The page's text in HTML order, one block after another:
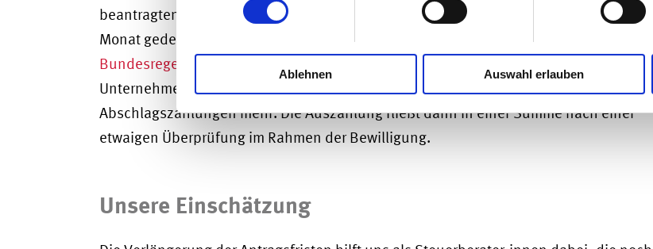
Ablehnen Auswahl erlauben
beantragten Mittel rechnen. Diese Abschlagszahlungen sind auf 100.000 Euro pro
Monat gedeckelt. Abschläge gibt es nicht für Anträge, deren Grundlage die
Bundesregelung Schadensausgleich COVID-19
Unternehmen, die Anträge nach dem 30. Juni 2021 stellen, erhalten keine vorläufigen
Abschlagszahlungen mehr. Die Auszahlung fließt dann in einer Summe nach einer
etwaigen Überprüfung im Rahmen der Bewilligung.
Unsere Einschätzung